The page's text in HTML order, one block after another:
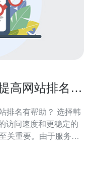
高网站排名的
排名有帮助？ 选择韩
访问速度和更稳定的
关重要。由于服务器
都是影响网站排名的